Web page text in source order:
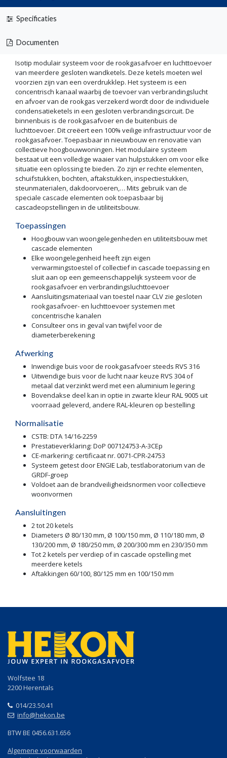
Specificaties
Documenten
Isotip modulair systeem voor de rookgasafvoer en luchttoevoer
van meerdere gesloten wandketels. Deze ketels moeten wel
voorzien zijn van een overdrukklep. Het systeem is een
concentrisch kanaal waarbij de toevoer van verbrandingslucht
en afvoer van de rookgas verzekerd wordt door de individuele
condensatieketels in een gesloten verbrandingscircuit. De
binnenbuis is de rookgasafvoer en de buitenbuis de
luchttoevoer. Dit creëert een 100% veilige infrastructuur voor de
rookgasafvoer. Toepasbaar in nieuwbouw en renovatie van
collectieve hoogbouwwoningen. Het modulaire systeem
bestaat uit een volledige waaier van hulpstukken om voor elke
situatie een oplossing te bieden. Zo zijn er rechte elementen,
schuifstukken, bochten, aftakstukken, inspectiestukken,
steunmaterialen, dakdoorvoeren,… Mits gebruik van de
speciale cascade elementen ook toepasbaar bij
cascadeopstellingen in de utiliteitsbouw.
Toepassingen
Hoogbouw van woongelegenheden en utiliteitsbouw met
cascade elementen
Elke woongelegenheid heeft zijn eigen
verwarmingstoestel of collectief in cascade toepassing en
sluit aan op een gemeenschappelijk systeem voor de
rookgasafvoer en verbrandingsluchttoevoer
Aansluitingsmateriaal van toestel naar CLV zie gesloten
rookgasafvoer- en luchttoevoer systemen met
concentrische kanalen
Consulteer ons in geval van twijfel voor de
diameterberekening
Afwerking
Inwendige buis voor de rookgasafvoer steeds RVS 316
Uitwendige buis voor de lucht naar keuze RVS 304 of
metaal dat verzinkt werd met een aluminium legering
Bovendakse deel kan in optie in zwarte kleur RAL 9005 uit
voorraad geleverd, andere RAL-kleuren op bestelling
Normalisatie
CSTB: DTA 14/16-2259
Prestatieverklaring: DoP 007124753-A-3CEp
CE-markering: certificaat nr. 0071-CPR-24753
Systeem getest door ENGIE Lab, testlaboratorium van de
GRDF-groep
Voldoet aan de brandveiligheidsnormen voor collectieve
woonvormen
Aansluitingen
2 tot 20 ketels
Diameters Ø 80/130 mm, Ø 100/150 mm, Ø 110/180 mm, Ø
130/200 mm, Ø 180/250 mm, Ø 200/300 mm en 230/350 mm
Tot 2 ketels per verdiep of in cascade opstelling met
meerdere ketels
Aftakkingen 60/100, 80/125 mm en 100/150 mm
Wolfstee 18
2200 Herentals
014/23.50.41
info@hekon.be
BTW BE 0456.631.656
Algemene voorwaarden